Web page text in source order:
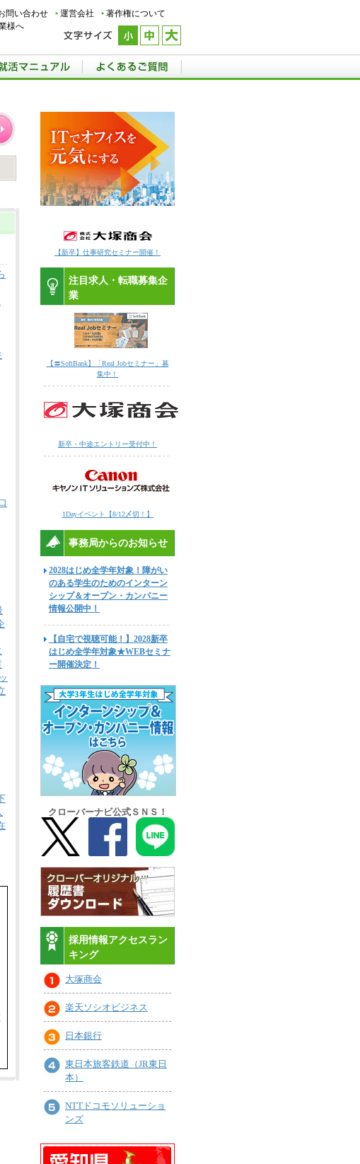
問い合わせ 運営会社
著作権について
様へ
【新卒】仕事研究セミナー開催！
注目求人・転職募集企
業
【〓SoftBank】「Real Jobセミナー」募
集中！
新卒・中途エントリー受付中！
1Dayイベント【8/12〆切！】
事務局からのお知らせ
2028はじめ全学年対象！障がい
のある学生のためのインターン
シップ＆オープン・カンパニー
情報公開中！
【自宅で視聴可能！】2028新卒
はじめ全学年対象★WEBセミナ
ー開催決定！
クローバーナビ公式ＳＮＳ！
採用情報アクセスラン
キング
大塚商会
楽天ソシオビジネス
日本銀行
東日本旅客鉄道（JR東日
本）
NTTドコモソリューショ
ンズ